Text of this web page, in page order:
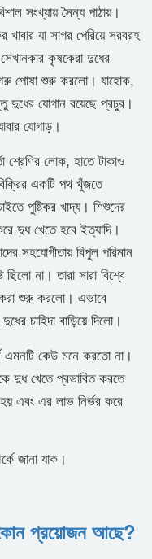
সংখ্যায় সৈন্য পাঠায়।
যা সাগর পেরিয়ে সরবরহ
কৃষকেরা দুধের
গরু পোষা শুরু করলো। যাহোক,
দুধের যোগান রয়েছে প্রচুর।
যোগাড়।
শ্রেণির লোক, হাতে টাকাও
একটি পথ খুঁজতে
পুষ্টিকর খাদ্য। শিশুদের
দুধ খেতে হবে ইত্যাদি।
সহযোগীতায় বিপুল পরিমান
না। তারা সারা বিশ্বে
করা শুরু করলো। এভাবে
চাহিদা বাড়িয়ে দিলো।
এমনটি কেউ মনে করতো না।
দুধ খেতে প্রভাবিত করতে
হয় এবং এর লাভ নির্ভর করে
জানা যাক।
প্রয়োজন আছে?